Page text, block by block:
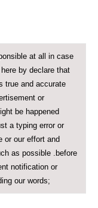
at all in case
by declare that
true and accurate
or
be happened
a typing error or
or our effort and
as possible .before
notification or
our words;